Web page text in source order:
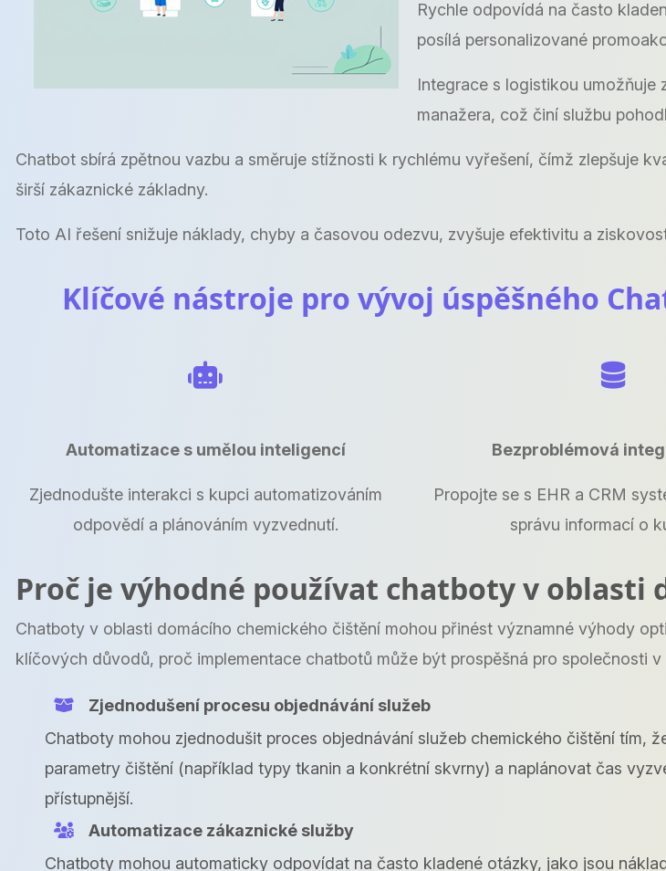
Rychle odpovídá na často
posílá personalizované
Integrace s logistikou umožňuje
manažera, což činí službu
Chatbot sbírá zpětnou vazbu a směruje stížnosti k rychlému vyřešení, čímž zlepšuje
širší zákaznické základny.
Toto AI řešení snižuje náklady, chyby a časovou odezvu, zvyšuje efektivitu a
Klíčové nástroje pro vývoj úspěšného
Automatizace s umělou inteligencí
Zjednodušte interakci s kupci automatizováním
odpovědí a plánováním vyzvednutí.
Bezproblémová
Propojte se s EHR a CRM
správu informací o
Proč je výhodné používat chatboty v oblasti
Chatboty v oblasti domácího chemického čištění mohou přinést významné výhody
klíčových důvodů, proč implementace chatbotů může být prospěšná pro společnosti
Zjednodušení procesu objednávání služeb
Chatboty mohou zjednodušit proces objednávání služeb chemického čištění tím,
parametry čištění (například typy tkanin a konkrétní skvrny) a naplánovat čas
přístupnější.
Automatizace zákaznické služby
Chatboty mohou automaticky odpovídat na často kladené otázky, jako jsou